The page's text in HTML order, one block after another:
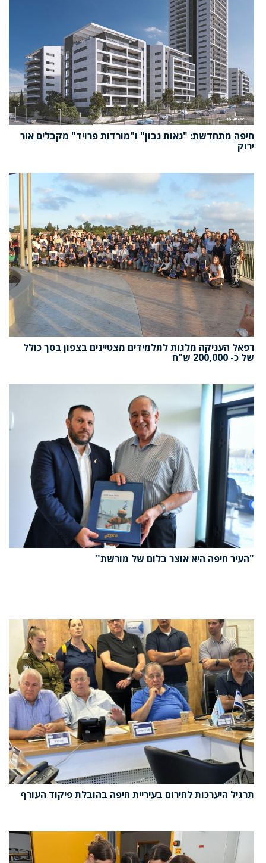
חיפה מתחדשת: "נאות נבון" ו"מורדות פרויד" מקבלים אור
ירוק
רפאל העניקה מלגות לתלמידים מצטיינים בצפון בסך כולל
של כ- 200,000 ש"ח
"העיר חיפה היא אוצר בלום של מורשת"
תרגיל היערכות לחירום בעיריית חיפה בהובלת פיקוד העורף